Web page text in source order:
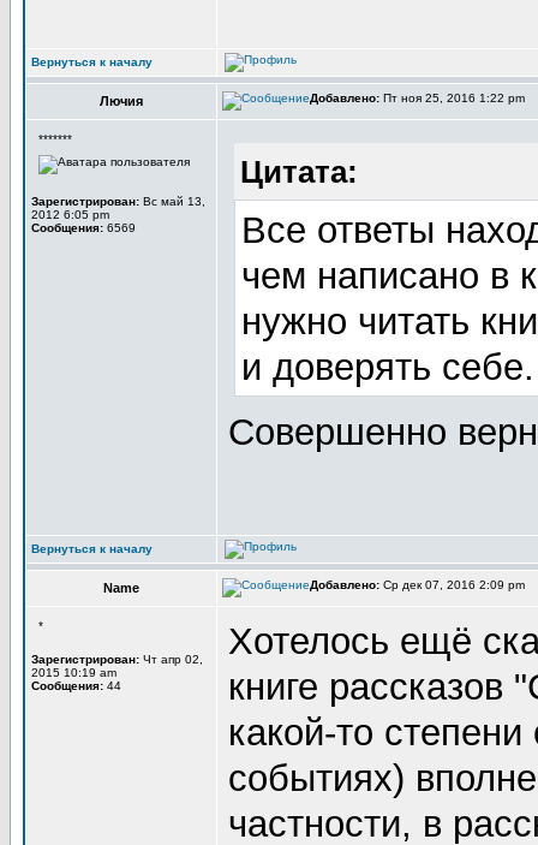
Вернуться к началу
Лючия Добавлено: Пт ноя 25, 2016 1:22 pm
*******
Зарегистрирован: Вс май 13,
2012 6:05 pm
Сообщения: 6569
Цитата:
Все ответы
чем написано в
нужно читать
и доверять
Совершенно
Вернуться к началу
Name Добавлено: Ср дек 07, 2016 2:09 pm
*
Зарегистрирован: Чт апр 02,
2015 10:19 am
Сообщения: 44
Хотелось ещё
книге рассказов
какой-то
событиях)
частности, в